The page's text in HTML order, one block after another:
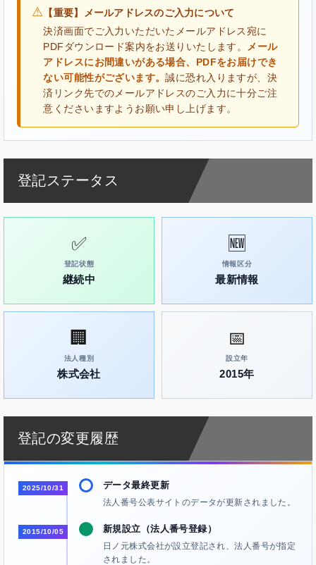
⚠ 【重要】メールアドレスのご入力について
決済画面でご入力いただいたメールアドレス宛に
PDFダウンロード案内をお送りいたします。
メール
アドレスにお間違いがある場合、PDFをお届けでき
ない可能性がございます。誠に恐れ入りますが、決
済リンク先でのメールアドレスのご入力に十分ご注
意くださいますようお願い申し上げます。
登記ステータス
✅
登記状態
継続中
🆕
情報区分
最新情報
🏢
法人種別
株式会社
📅
設立年
2015年
登記の変更履歴
2025/10/31 データ最終更新
法人番号公表サイトのデータが更新されました。
2015/10/05 新規設立（法人番号登録）
日ノ元株式会社が設立登記され、法人番号が指定
されました。